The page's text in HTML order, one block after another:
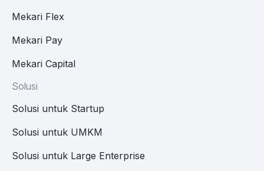
Mekari Flex
Mekari Pay
Mekari Capital
Solusi
Solusi untuk Startup
Solusi untuk UMKM
Solusi untuk Large Enterprise